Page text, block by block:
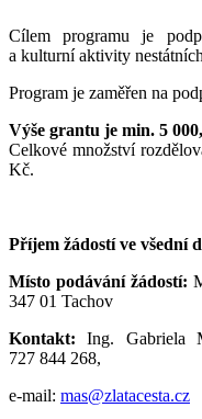
Cílem programu je
a kulturní aktivity
Program je zaměřen na
Výše grantu je min. 5
Celkové množství
Kč.
Příjem žádostí ve všední
Místo podávání žádostí:
347 01 Tachov
Kontakt: Ing. Gabriela
727 844 268,
e-mail: mas@zlatacesta.cz